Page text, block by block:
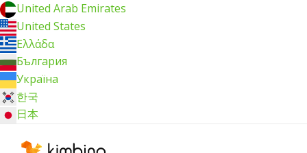
United Arab Emirates
United States
Ελλάδα
България
Україна
한국
日本